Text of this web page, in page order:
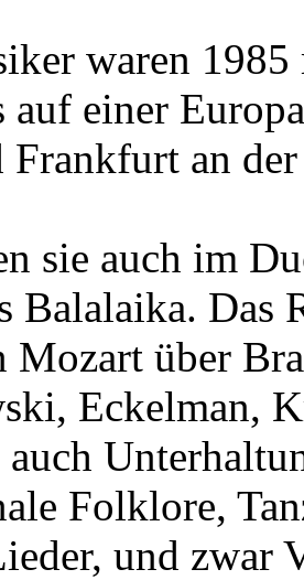
waren
auf einer
an
sie auch im
Balalaika. Das
über
Eckelman,
Folklore,
und zwar